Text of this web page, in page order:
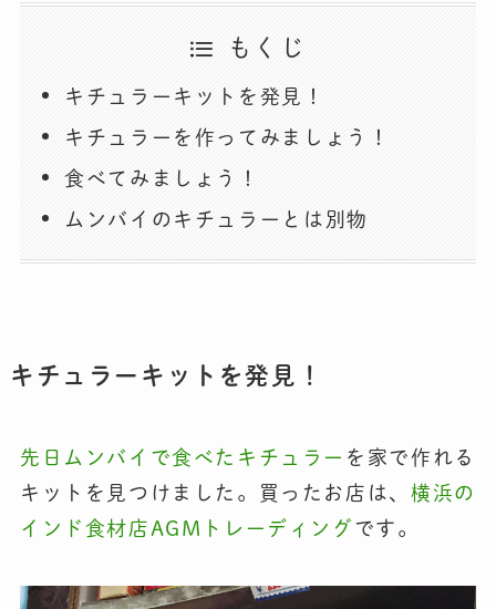
もくじ
キチュラーキットを発見！
キチュラーを作ってみましょう！
食べてみましょう！
ムンバイのキチュラーとは別物
キチュラーキットを発見！
先日ムンバイで食べたキチュラー を家で作れる
キットを見つけました。買ったお店は、 横浜の
インド食材店AGMトレーディング です。